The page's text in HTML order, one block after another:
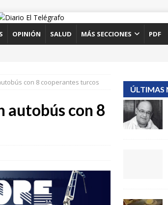
OPINIÓN SALUD MÁS SECCIONES PDF
con 8 cooperantes turcos
autobús con 8
ÚLTIMAS